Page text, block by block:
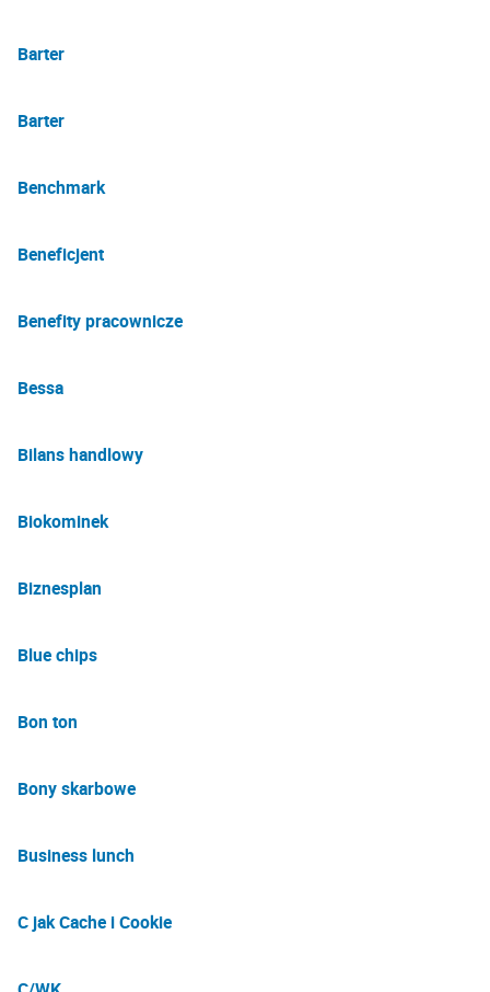
Barter
Barter
Benchmark
Beneficjent
Benefity pracownicze
Bessa
Bilans handlowy
Biokominek
Biznesplan
Blue chips
Bon ton
Bony skarbowe
Business lunch
C jak Cache i Cookie